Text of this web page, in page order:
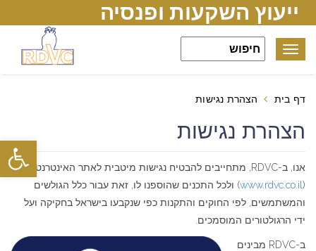
פתח
ייעוץ השקעות ופנסיה
Toggle
דף בית הצהרת נגישות
הצהרת נגישות
אנו, ב-RDVC, מתחייבים להבטיח נגישות מיטבית לאתר האינטרנט שלנו
(
www.rdvc.co.il) ולכל התכנים שהוספנו לו, זאת עבור כלל הגולשים
והמשתמשים, לפי החוקים והתקנות כפי שנקבעו בישראל בחקיקה ועל
ידי הרגולטורים המוסמכים.
ב-RDVC מבינים